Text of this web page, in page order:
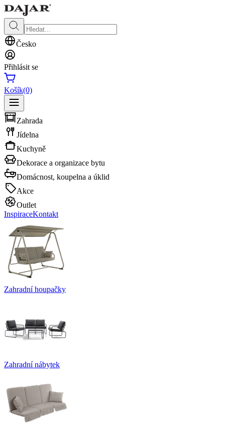
Česko
Přihlásit se
Košík(0)
Zahrada
Jídelna
Kuchyně
Dekorace a organizace bytu
Domácnost, koupelna a úklid
Akce
Outlet
InspiraceKontakt
Zahradní houpačky
Zahradní nábytek